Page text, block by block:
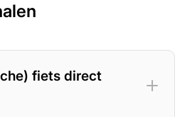
fiets direct